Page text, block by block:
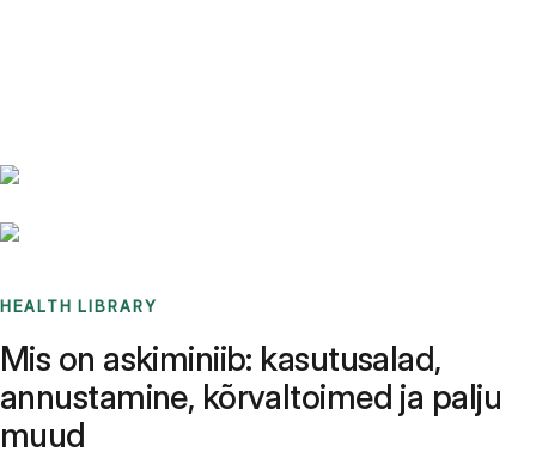
HEALTH LIBRARY
Mis on askiminiib: kasutusalad,
annustamine, kõrvaltoimed ja palju
muud